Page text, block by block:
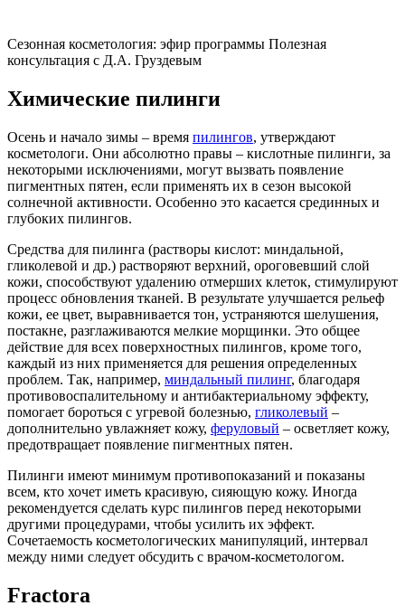
Сезонная косметология: эфир программы Полезная
консультация с Д.А. Груздевым
Химические пилинги
Осень и начало зимы – время пилингов, утверждают
косметологи. Они абсолютно правы – кислотные пилинги, за
некоторыми исключениями, могут вызвать появление
пигментных пятен, если применять их в сезон высокой
солнечной активности. Особенно это касается срединных и
глубоких пилингов.
Средства для пилинга (растворы кислот: миндальной,
гликолевой и др.) растворяют верхний, ороговевший слой
кожи, способствуют удалению отмерших клеток, стимулируют
процесс обновления тканей. В результате улучшается рельеф
кожи, ее цвет, выравнивается тон, устраняются шелушения,
постакне, разглаживаются мелкие морщинки. Это общее
действие для всех поверхностных пилингов, кроме того,
каждый из них применяется для решения определенных
проблем. Так, например, миндальный пилинг, благодаря
противовоспалительному и антибактериальному эффекту,
помогает бороться с угревой болезнью, гликолевый –
дополнительно увлажняет кожу, феруловый – осветляет кожу,
предотвращает появление пигментных пятен.
Пилинги имеют минимум противопоказаний и показаны
всем, кто хочет иметь красивую, сияющую кожу. Иногда
рекомендуется сделать курс пилингов перед некоторыми
другими процедурами, чтобы усилить их эффект.
Сочетаемость косметологических манипуляций, интервал
между ними следует обсудить с врачом-косметологом.
Fractora